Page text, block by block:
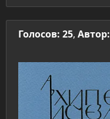
Голосов: 25, Автор: